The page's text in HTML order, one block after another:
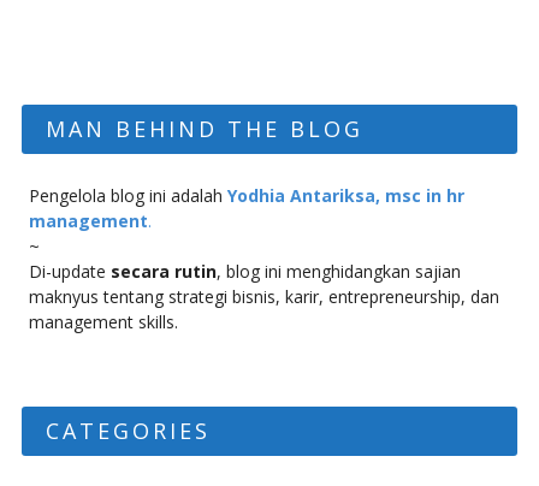
MAN BEHIND THE BLOG
Pengelola blog ini adalah Yodhia Antariksa, msc in hr
management.
~
Di-update secara rutin, blog ini menghidangkan sajian
maknyus tentang strategi bisnis, karir, entrepreneurship, dan
management skills.
CATEGORIES